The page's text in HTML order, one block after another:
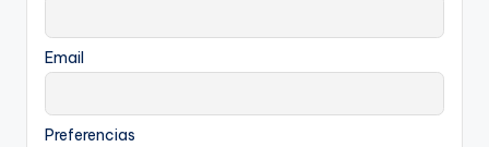
Email
Preferencias